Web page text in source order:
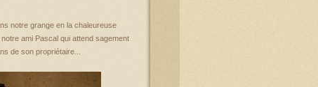
notre grange en la chaleureuse
ami Pascal qui attend sagement
de son propriétaire...